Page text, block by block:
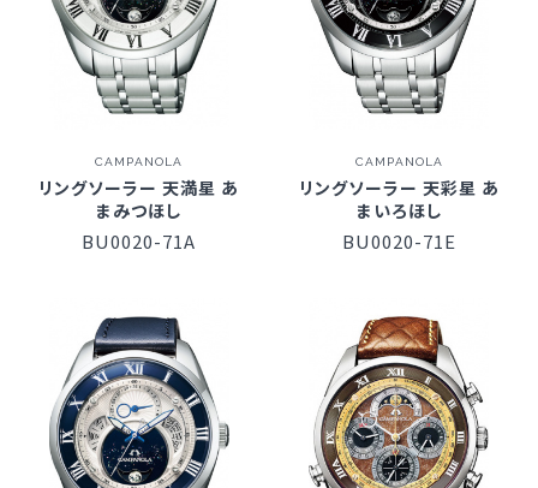
CAMPANOLA
リングソーラー 天満星 あ
まみつほし
BU0020-71A
CAMPANOLA
リングソーラー 天彩星 あ
まいろほし
BU0020-71E